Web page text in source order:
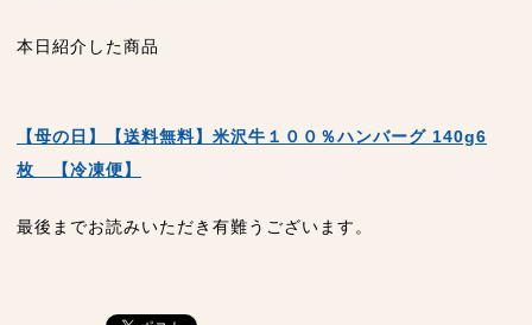
本日紹介した商品
【母の日】【送料無料】米沢牛１００％ハンバーグ 140g6
枚 【冷凍便】
最後までお読みいただき有難うございます。